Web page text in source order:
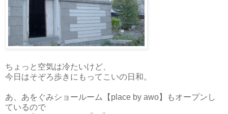
ちょっと空気は冷たいけど、
今日はそぞろ歩きにもってこいの日和。
あ、あをぐみショールーム【place by awo】もオープンし
ているので